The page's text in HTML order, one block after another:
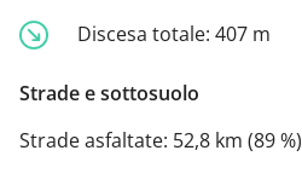
Discesa totale: 407 m
Strade e sottosuolo
Strade asfaltate: 52,8 km (89 %)